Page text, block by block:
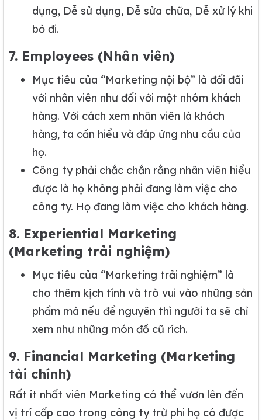
dụng, Dễ sử dụng, Dễ sửa chữa, Dễ xử lý khi
bỏ đi.
7. Employees (Nhân viên)
Mục tiêu của “Marketing nội bộ” là đối đãi
với nhân viên như đối với một nhóm khách
hàng. Với cách xem nhân viên là khách
hàng, ta cần hiểu và đáp ứng nhu cầu của
họ.
Công ty phải chắc chắn rằng nhân viên hiểu
được là họ không phải đang làm việc cho
công ty. Họ đang làm việc cho khách hàng.
8. Experiential Marketing
(Marketing trải nghiệm)
Mục tiêu của “Marketing trải nghiệm” là
cho thêm kịch tính và trò vui vào những sản
phẩm mà nếu để nguyên thì người ta sẽ chỉ
xem như những món đồ cũ rích.
9. Financial Marketing (Marketing
tài chính)
Rất ít nhất viên Marketing có thể vươn lên đến
vị trí cấp cao trong công ty trừ phi họ có được